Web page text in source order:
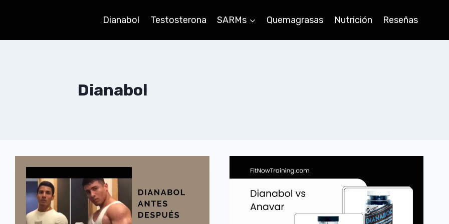
Dianabol Testosterona SARMs Quemagrasas Nutrición Reseñas
Dianabol